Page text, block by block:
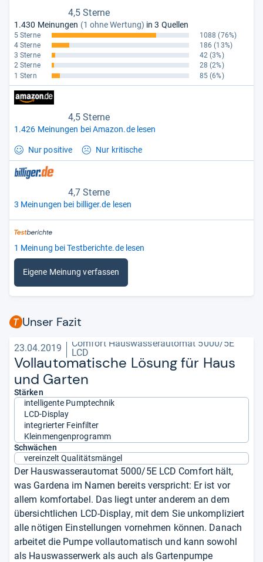
4,5 Sterne
1.430 Meinungen (1 ohne Wertung) in 3 Quellen
5 Sterne 1088 (76%)
4 Sterne
186 (13%)
3 Sterne
42 (3%)
2 Sterne
28 (2%)
1 Stern
85 (6%)
4,5 Sterne
1.426 Meinungen bei Amazon.de lesen
Nur positive Nur kritische
4,7 Sterne
3 Meinungen bei billiger.de lesen
1 Meinung bei Testberichte.de lesen
Eigene Meinung verfassen
Unser Fazit
23.04.2019
Comfort Hauswasserautomat 5000/5E
LCD
Voll­au­to­ma­ti­sche Lösung für Haus
und Gar­ten
Stärken
intelligente Pumptechnik
LCD-Display
integrierter Feinfilter
Kleinmengenprogramm
Schwächen
vereinzelt Qualitätsmängel
Der Hauswasserautomat 5000/5E LCD Comfort hält,
was Gardena im Namen bereits verspricht: Er ist vor
allem komfortabel. Das liegt unter anderem an dem
übersichtlichen LCD-Display, mit dem Sie unkompliziert
alle nötigen Einstellungen vornehmen können. Danach
arbeitet die Pumpe vollautomatisch und kann sowohl
als Hauswasserwerk als auch als Gartenpumpe